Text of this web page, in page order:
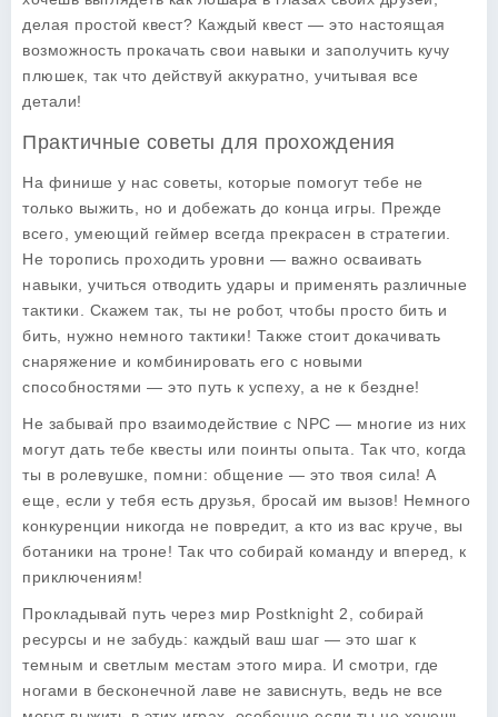
делая простой квест? Каждый квест — это настоящая
возможность прокачать свои навыки и заполучить кучу
плюшек, так что действуй аккуратно, учитывая все
детали!
Практичные советы для прохождения
На финише у нас советы, которые помогут тебе не
только выжить, но и добежать до конца игры. Прежде
всего, умеющий геймер всегда прекрасен в стратегии.
Не торопись проходить уровни — важно осваивать
навыки, учиться отводить удары и применять различные
тактики. Скажем так, ты не робот, чтобы просто бить и
бить, нужно немного тактики! Также стоит докачивать
снаряжение и комбинировать его с новыми
способностями — это путь к успеху, а не к бездне!
Не забывай про взаимодействие с NPC — многие из них
могут дать тебе квесты или поинты опыта. Так что, когда
ты в ролевушке, помни: общение — это твоя сила! А
еще, если у тебя есть друзья, бросай им вызов! Немного
конкуренции никогда не повредит, а кто из вас круче, вы
ботаники на троне! Так что собирай команду и вперед, к
приключениям!
Прокладывай путь через мир Postknight 2 , собирай
ресурсы и не забудь: каждый ваш шаг — это шаг к
темным и светлым местам этого мира. И смотри, где
ногами в бесконечной лаве не зависнуть, ведь не все